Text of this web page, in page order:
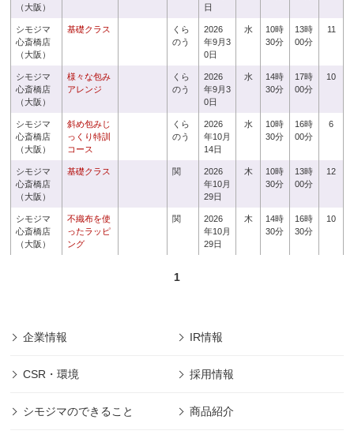
（大阪）
日
シモジマ
心斎橋店
（大阪）
基礎クラス
くら
のう
2026
年9月3
0日
水
10時
30分
13時
00分
11
シモジマ
心斎橋店
（大阪）
様々な包み
アレンジ
くら
のう
2026
年9月3
0日
水
14時
30分
17時
00分
10
シモジマ
心斎橋店
（大阪）
斜め包みじ
っくり特訓
コース
くら
のう
2026
年10月
14日
水
10時
30分
16時
00分
6
シモジマ
心斎橋店
（大阪）
基礎クラス 関
2026
年10月
29日
木
10時
30分
13時
00分
12
シモジマ
心斎橋店
（大阪）
不織布を使
ったラッピ
ング
関
2026
年10月
29日
木
14時
30分
16時
30分
10
1
企業情報 IR情報
CSR・環境 採用情報
シモジマのできること 商品紹介